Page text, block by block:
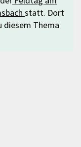
statt. Dort
diesem Thema